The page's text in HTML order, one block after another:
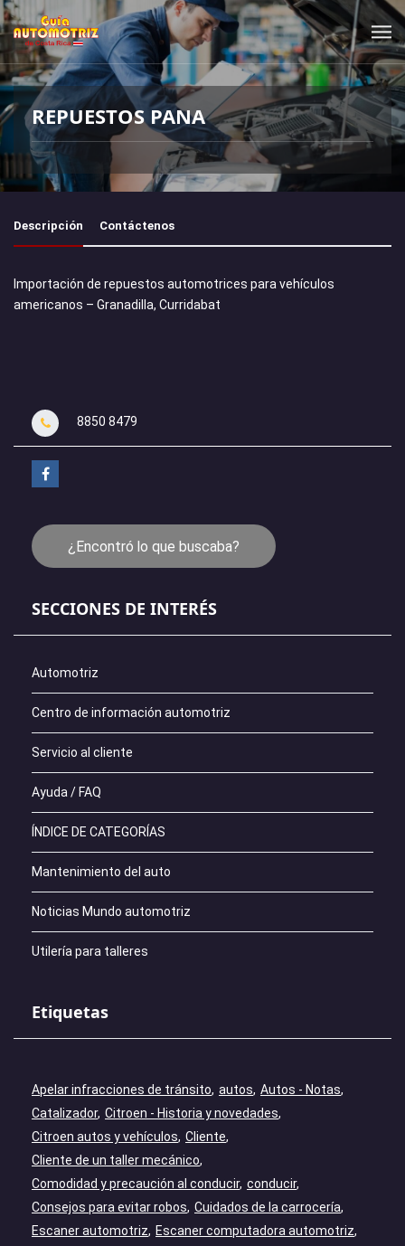
REPUESTOS PANA
Descripción Contáctenos
Importación de repuestos automotrices para vehículos
americanos – Granadilla, Curridabat
8850 8479
¿Encontró lo que buscaba?
SECCIONES DE INTERÉS
Automotriz
Centro de información automotriz
Servicio al cliente
Ayuda / FAQ
ÍNDICE DE CATEGORÍAS
Mantenimiento del auto
Noticias Mundo automotriz
Utilería para talleres
Etiquetas
Apelar infracciones de tránsito autos Autos - Notas
Catalizador Citroen - Historia y novedades
Citroen autos y vehículos Cliente
Cliente de un taller mecánico
Comodidad y precaución al conducir conducir
Consejos para evitar robos Cuidados de la carrocería
Escaner automotriz
Escaner computadora automotriz